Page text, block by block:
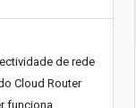
de rede
Cloud Router
funciona